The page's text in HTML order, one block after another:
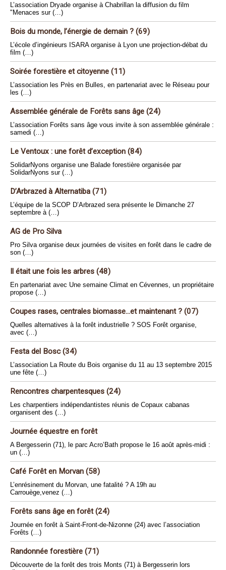
L’association Dryade organise à Chabrillan la diffusion du film
"Menaces sur (…)
Bois du monde, l’énergie de demain ? (69)
L’école d’ingénieurs ISARA organise à Lyon une projection-débat du
film (…)
Soirée forestière et citoyenne (11)
L’association les Près en Bulles, en partenariat avec le Réseau pour
les (…)
Assemblée générale de Forêts sans âge (24)
L’association Forêts sans âge vous invite à son assemblée générale :
samedi (…)
Le Ventoux : une forêt d’exception (84)
SolidarNyons organise une Balade forestière organisée par
SolidarNyons sur (…)
D’Arbrazed à Alternatiba (71)
L’équipe de la SCOP D’Arbrazed sera présente le Dimanche 27
septembre à (…)
AG de Pro Silva
Pro Silva organise deux journées de visites en forêt dans le cadre de
son (…)
Il était une fois les arbres (48)
En partenariat avec Une semaine Climat en Cévennes, un propriétaire
propose (…)
Coupes rases, centrales biomasse...et maintenant ? (07)
Quelles alternatives à la forêt industrielle ? SOS Forêt organise,
avec (…)
Festa del Bosc (34)
L’association La Route du Bois organise du 11 au 13 septembre 2015
une fête (…)
Rencontres charpentesques (24)
Les charpentiers indépendantistes réunis de Copaux cabanas
organisent des (…)
Journée équestre en forêt
A Bergesserin (71), le parc Acro’Bath propose le 16 août après-midi :
un (…)
Café Forêt en Morvan (58)
L’enrésinement du Morvan, une fatalité ? A 19h au
Carrouège,venez (…)
Forêts sans âge en forêt (24)
Journée en forêt à Saint-Front-de-Nizonne (24) avec l’association
Forêts (…)
Randonnée forestière (71)
Découverte de la forêt des trois Monts (71) à Bergesserin lors